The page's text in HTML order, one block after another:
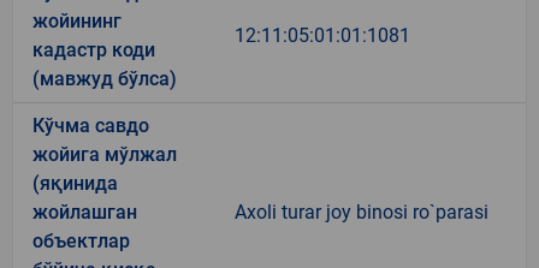
жойининг
кадастр коди
(мавжуд бўлса)
12:11:05:01:01:1081
Кўчма савдо
жойига мўлжал
(яқинида
жойлашган
объектлар
Axoli turar joy binosi ro`parasi